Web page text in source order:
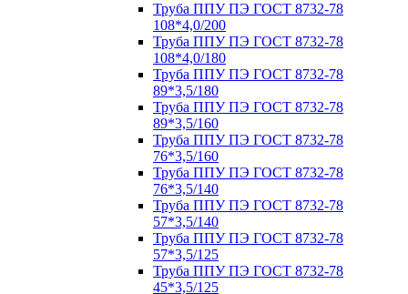
Труба ППУ ПЭ ГОСТ 8732-78
108*4,0/200
Труба ППУ ПЭ ГОСТ 8732-78
108*4,0/180
Труба ППУ ПЭ ГОСТ 8732-78
89*3,5/180
Труба ППУ ПЭ ГОСТ 8732-78
89*3,5/160
Труба ППУ ПЭ ГОСТ 8732-78
76*3,5/160
Труба ППУ ПЭ ГОСТ 8732-78
76*3,5/140
Труба ППУ ПЭ ГОСТ 8732-78
57*3,5/140
Труба ППУ ПЭ ГОСТ 8732-78
57*3,5/125
Труба ППУ ПЭ ГОСТ 8732-78
45*3,5/125